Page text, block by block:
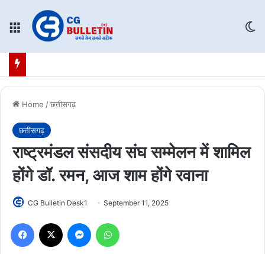
Menu
Home /छत्तीसगढ़
छत्तीसगढ़
राष्ट्रमंडल संसदीय संघ सम्मेलन में शामिल
होंगे डॉ. रमन, आज शाम होंगे रवाना
CG Bulletin Desk1 September 11, 2025
Facebook Messenger